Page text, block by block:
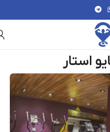
استار